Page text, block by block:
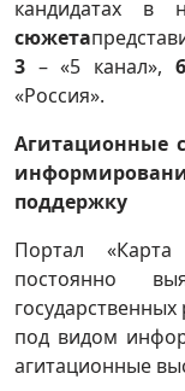
кандидатах в
сюжета
3 – «5 канал», 6
«Россия».
Агитационные
поддержку
Портал
постоянно
под видом
агитационные